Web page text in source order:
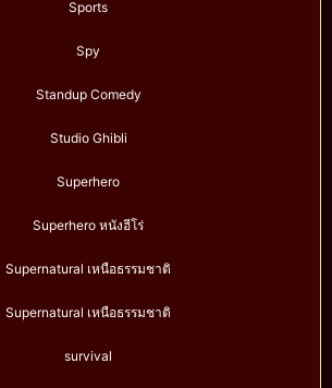
Sports
Spy
Standup Comedy
Studio Ghibli
Superhero
Superhero หนังฮีโร่
Supernatural เหนือธรรมชาติ
Supernatural เหนือธรรมชาติ
survival